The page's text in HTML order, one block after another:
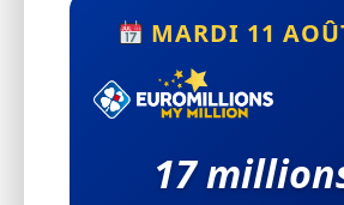
MARDI 11
17